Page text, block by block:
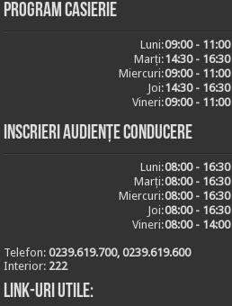
Program casierie
Luni:09:00 - 11:00
Marți:14:30 - 16:30
Miercuri:09:00 - 11:00
Joi:14:30 - 16:30
Vineri:09:00 - 11:00
Inscrieri audiențe conducere
Luni:08:00 - 16:30
Marți:08:00 - 16:30
Miercuri:08:00 - 16:30
Joi:08:00 - 16:30
Vineri:08:00 - 14:00
Telefon:0239.619.700, 0239.619.600
Interior: 222
Link-uri utile: